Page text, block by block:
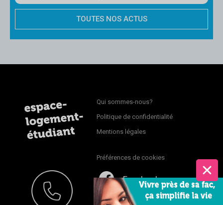
TOUTES NOS ACTUS
Qui sommes-nous?
Politique de confidentialité
Mentions légales
Préférences de cookies
Facebook